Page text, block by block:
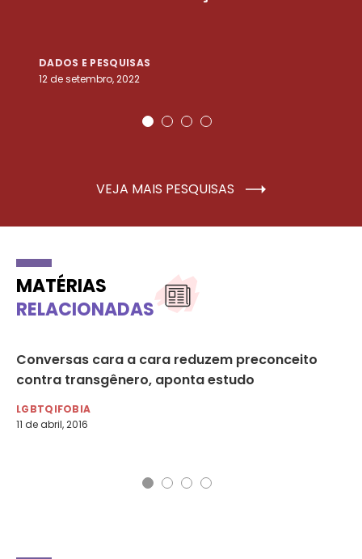
DADOS E PESQUISAS
12 de setembro, 2022
VEJA MAIS PESQUISAS
MATÉRIAS
RELACIONADAS
Conversas cara a cara reduzem preconceito
contra transgênero, aponta estudo
LGBTQIFOBIA
11 de abril, 2016